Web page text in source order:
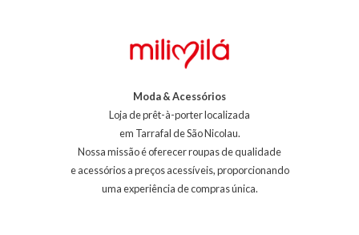
Moda & Acessórios
Loja de prêt-à-porter localizada
em Tarrafal de São Nicolau.
Nossa missão é oferecer roupas de qualidade
e acessórios a preços acessíveis, proporcionando
uma experiência de compras única.